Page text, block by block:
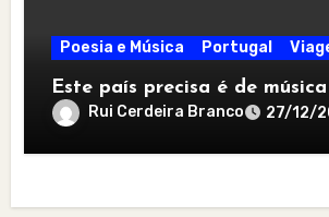
Poesia e Música Portugal
Este país precisa é de música
Rui Cerdeira Branco 27/12/